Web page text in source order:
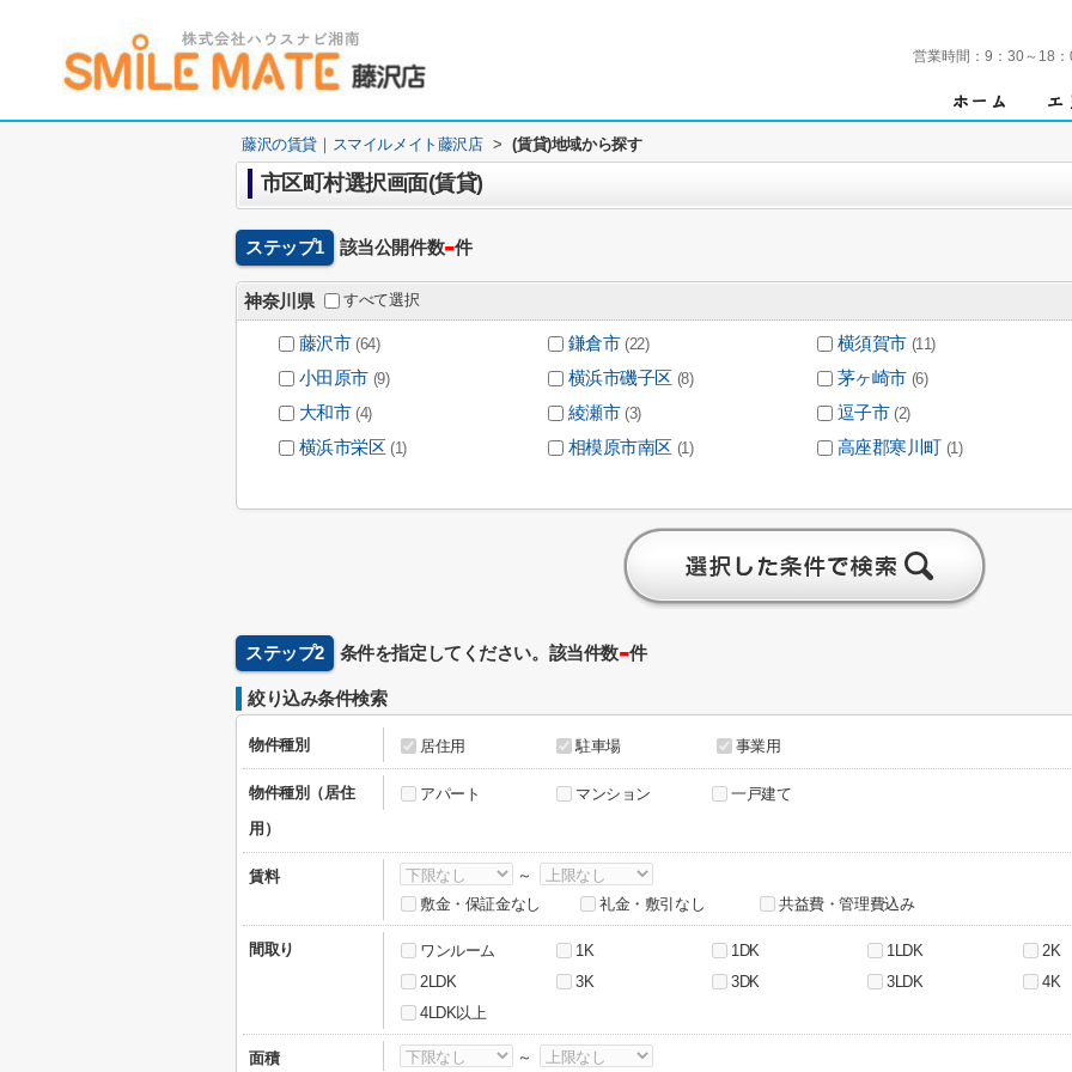
営業時間： 9：30～18
藤沢の賃貸｜スマイルメイト藤沢店 > (賃貸)地域から探す
市区町村選択画面(賃貸)
ステップ1 該当公開件数-件
神奈川県 すべて選択
藤沢市 (64) 鎌倉市 (22) 横須賀市 (11)
小田原市 (9) 横浜市磯子区 (8) 茅ヶ崎市 (6)
大和市 (4) 綾瀬市 (3) 逗子市 (2)
横浜市栄区 (1) 相模原市南区 (1) 高座郡寒川町 (1)
ステップ2 条件を指定してください。該当件数-件
絞り込み条件検索
物件種別 居住用 駐車場 事業用
物件種別（居住
用）
アパート マンション 一戸建て
賃料
～
敷金・保証金なし
礼金・敷引なし 共益費・管理費込み
間取り ワンルーム 1K 1DK 1LDK 2K
2LDK
3K 3DK 3LDK 4K
4LDK以上
面積 ～